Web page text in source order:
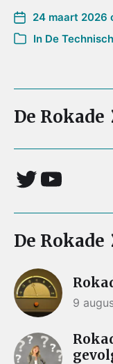
24 maart 2026
In De
De
De
9